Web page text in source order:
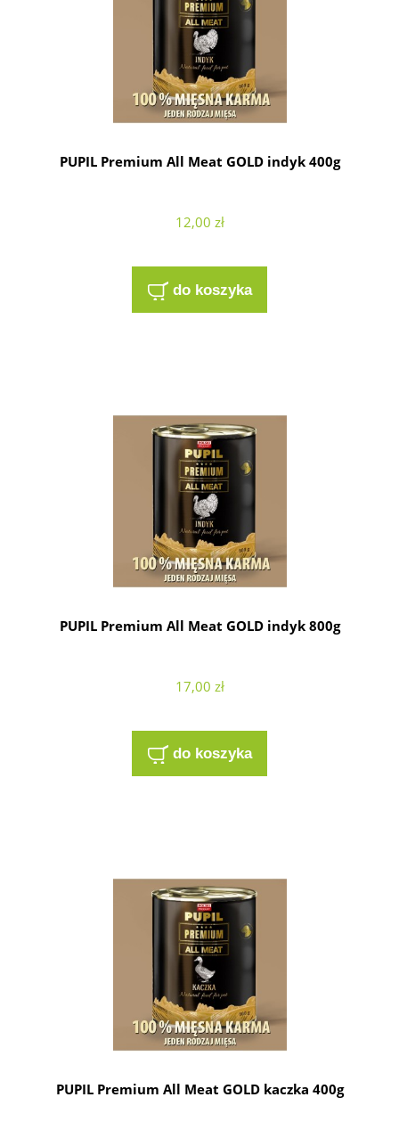
PUPIL Premium All Meat GOLD indyk 400g
12,00 zł
do koszyka
PUPIL Premium All Meat GOLD indyk 800g
17,00 zł
do koszyka
PUPIL Premium All Meat GOLD kaczka 400g